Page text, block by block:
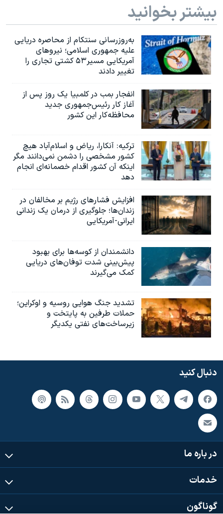
بیشتر بخوانید
به‌روزرسانی سنتکام از محاصره دریایی
علیه جمهوری اسلامی؛ نیروهای
آمریکایی مسیر۵۳ کشتی تجاری را
تغییر دادند
انفجار بمب‌‌ در کلمبیا یک روز پس از
آغاز کار رئیس‌جمهوری جدید
محافظه‌کار این کشور
ترکیه: آنکارا، ریاض و اسلام‌آباد هیچ
کشور مشخصی را دشمن نمی‌دانند مگر
اینکه آن کشور اقدام خصمانه‌ای انجام
دهد
افزایش فشارهای رژیم بر مخالفان در
زندان‌ها؛ جلوگیری از درمان یک زندانی
ایرانی-آمریکایی
دانشمندان از کوسه‌ها برای بهبود
پیش‌بینی شدت توفان‌های دریایی
کمک می‌گیرند
تشدید جنگ هوایی روسیه و اوکراین؛
حملات طرفین به پایتخت‌ و
زیرساخت‌های نفتی یکدیگر
دنبال کنید
در باره ما
خدمات
گوناگون